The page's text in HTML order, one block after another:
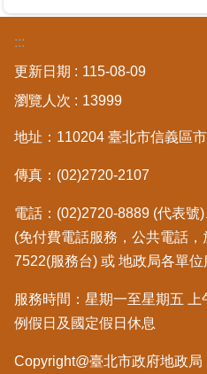
:::
更新日期
115-08-09
瀏覽人次
13999
地址：110204 臺北市信義區
傳真：(02)2720-2107
電話：(02)2720-8889 (代表號
(免付費電話服務，公共電話
7522(服務台) 或 地政局各單
服務時間：星期一至星期五
例假日及國定假日休息
Copyright@臺北市政府地政局